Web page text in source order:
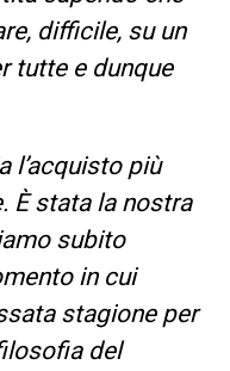
difficile, su un
tutte e dunque
l’acquisto più
È stata la nostra
subito
in cui
stagione per
del